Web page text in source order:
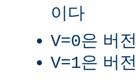
이다
V=0은 버
V=1은 버